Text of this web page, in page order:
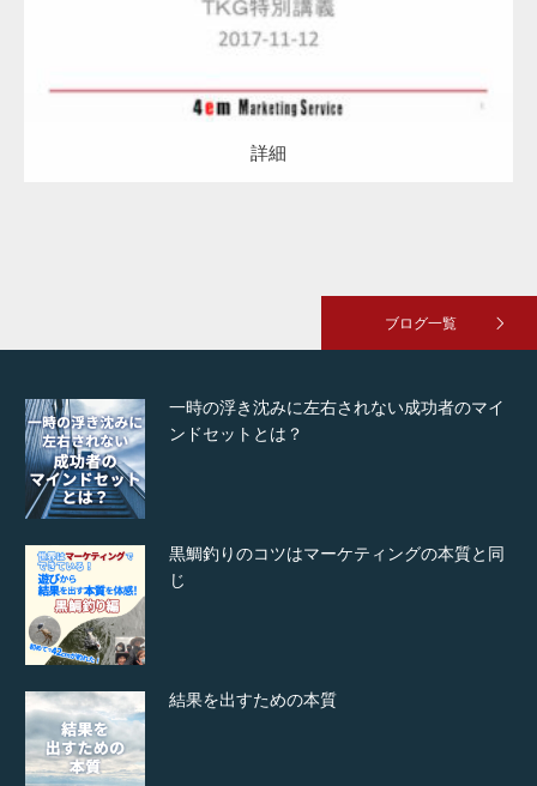
詳細
ブログ一覧
一時の浮き沈みに左右されない成功者のマイ
ンドセットとは？
黒鯛釣りのコツはマーケティングの本質と同
じ
結果を出すための本質